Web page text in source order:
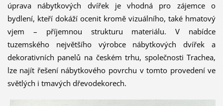
úprava nábytkových dvířek je vhodná pro zájemce o
bydlení, kteří dokáží ocenit kromě vizuálního, také hmatový
vjem – příjemnou strukturu materiálu. V nabídce
tuzemského největšího výrobce nábytkových dvířek a
dekorativních panelů na českém trhu, společnosti Trachea,
lze najít řešení nábytkového povrchu v tomto provedení ve
světlých i tmavých dřevodekorech.